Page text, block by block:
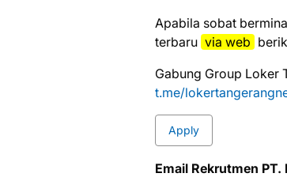
Aраbіlа ѕоbаt
tеrbаru via web
Gabung Group Loker
t.me/
Apply
Emаіl Rekrutmen PT.